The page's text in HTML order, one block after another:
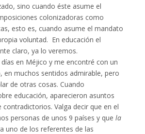
sino cuando éste asume el
colonizadoras como
esto es, cuando asume el mandato
voluntad. En educación el
claro, ya lo veremos.
en Méjico y me encontré con un
en muchos sentidos admirable, pero
de otras cosas. Cuando
educación, aparecieron asuntos
contradictorios. Valga decir que en el
personas de unos 9 países y que la
uno de los referentes de las